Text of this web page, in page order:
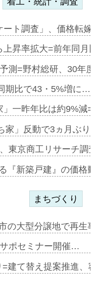
ート調査」、価格転
上昇率拡大=前年同
測=野村総研、30年
期比で43・5%増に…
」一昨年比は約9%
家」反動で3ヵ月ぶ
東京商工リサーチ
『新築戸建』の価
まちづくり
の大型分譲地で再
ポセミナー開催…
建て替え提案推進